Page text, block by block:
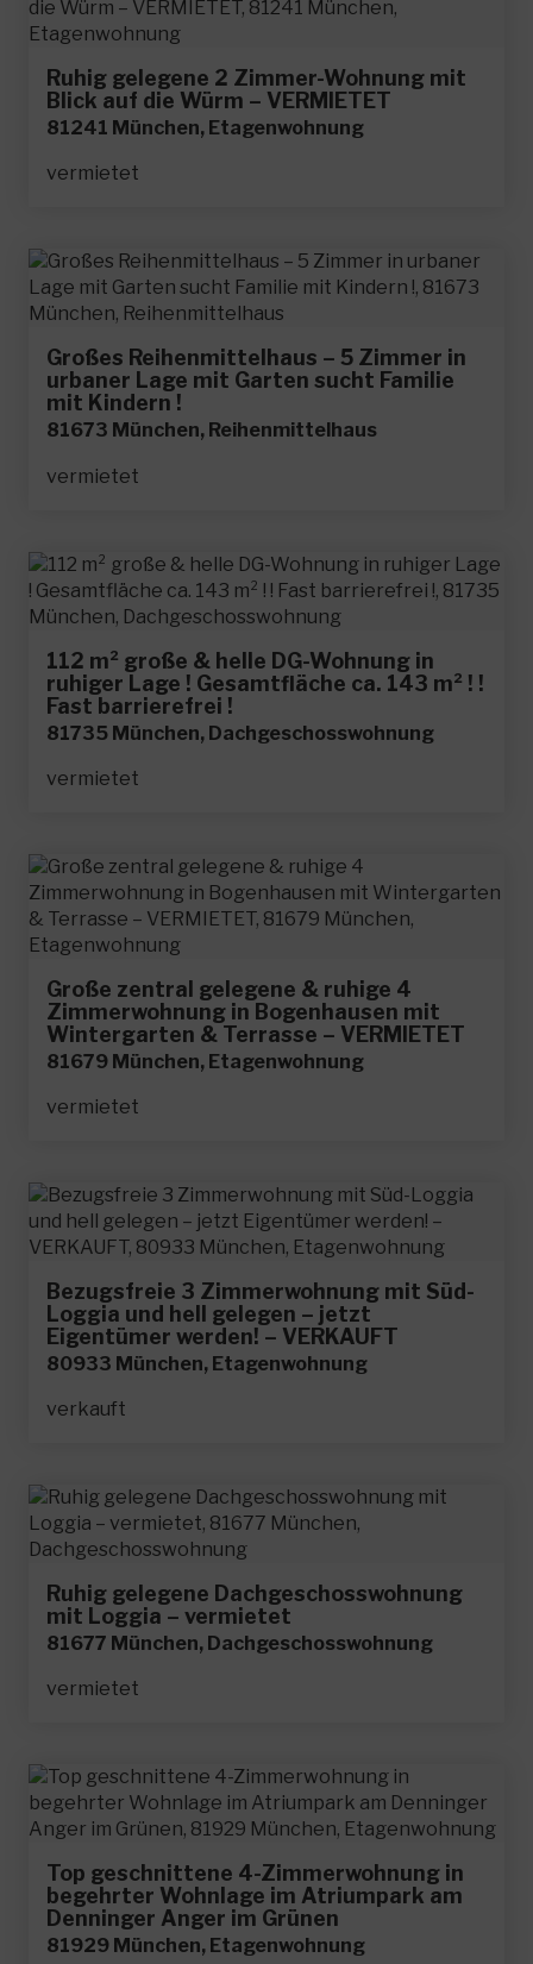
Ruhig gelegene 2 Zimmer-Wohnung mit
Blick auf die Würm – VERMIETET
81241 München, Etagenwohnung
vermietet
Großes Reihenmittelhaus – 5 Zimmer in
urbaner Lage mit Garten sucht Familie
mit Kindern !
81673 München, Reihenmittelhaus
vermietet
112 m² große & helle DG-Wohnung in
ruhiger Lage ! Gesamtfläche ca. 143 m² ! !
Fast barrierefrei !
81735 München, Dachgeschosswohnung
vermietet
Große zentral gelegene & ruhige 4
Zimmerwohnung in Bogenhausen mit
Wintergarten & Terrasse – VERMIETET
81679 München, Etagenwohnung
vermietet
Bezugsfreie 3 Zimmerwohnung mit Süd-
Loggia und hell gelegen – jetzt
Eigentümer werden! – VERKAUFT
80933 München, Etagenwohnung
verkauft
Ruhig gelegene Dachgeschosswohnung
mit Loggia – vermietet
81677 München, Dachgeschosswohnung
vermietet
Top geschnittene 4-Zimmerwohnung in
begehrter Wohnlage im Atriumpark am
Denninger Anger im Grünen
81929 München, Etagenwohnung